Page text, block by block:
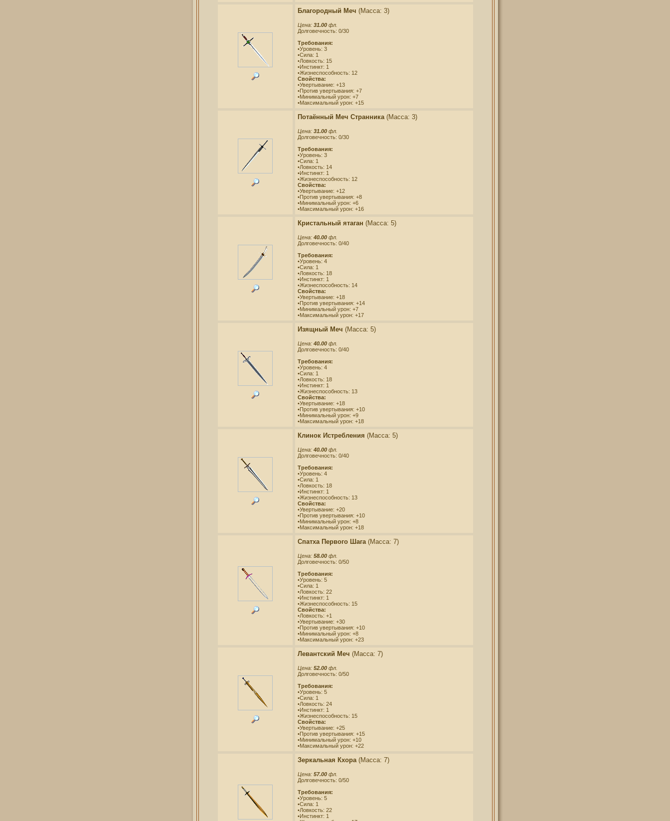
Благородный Меч (Масса: 3)
Цена: 31.00 фл.
Долговечность: 0/30
Требования:
•Уровень: 3
•Сила: 1
•Ловкость: 15
•Инстинкт: 1
•Жизнеспособность: 12
Свойства:
•Увертывание: +13
•Против увертывания: +7
•Минимальный урон: +7
•Максимальный урон: +15
Потаённый Меч Странника (Масса: 3)
Цена: 31.00 фл.
Долговечность: 0/30
Требования:
•Уровень: 3
•Сила: 1
•Ловкость: 14
•Инстинкт: 1
•Жизнеспособность: 12
Свойства:
•Увертывание: +12
•Против увертывания: +8
•Минимальный урон: +6
•Максимальный урон: +16
Кристальный ятаган (Масса: 5)
Цена: 40.00 фл.
Долговечность: 0/40
Требования:
•Уровень: 4
•Сила: 1
•Ловкость: 18
•Инстинкт: 1
•Жизнеспособность: 14
Свойства:
•Увертывание: +18
•Против увертывания: +14
•Минимальный урон: +7
•Максимальный урон: +17
Изящный Меч (Масса: 5)
Цена: 40.00 фл.
Долговечность: 0/40
Требования:
•Уровень: 4
•Сила: 1
•Ловкость: 18
•Инстинкт: 1
•Жизнеспособность: 13
Свойства:
•Увертывание: +18
•Против увертывания: +10
•Минимальный урон: +9
•Максимальный урон: +18
Клинок Истребления (Масса: 5)
Цена: 40.00 фл.
Долговечность: 0/40
Требования:
•Уровень: 4
•Сила: 1
•Ловкость: 18
•Инстинкт: 1
•Жизнеспособность: 13
Свойства:
•Увертывание: +20
•Против увертывания: +10
•Минимальный урон: +8
•Максимальный урон: +18
Спатха Первого Шага (Масса: 7)
Цена: 58.00 фл.
Долговечность: 0/50
Требования:
•Уровень: 5
•Сила: 1
•Ловкость: 22
•Инстинкт: 1
•Жизнеспособность: 15
Свойства:
•Ловкость: +1
•Увертывание: +30
•Против увертывания: +10
•Минимальный урон: +8
•Максимальный урон: +23
Левантский Меч (Масса: 7)
Цена: 52.00 фл.
Долговечность: 0/50
Требования:
•Уровень: 5
•Сила: 1
•Ловкость: 24
•Инстинкт: 1
•Жизнеспособность: 15
Свойства:
•Увертывание: +25
•Против увертывания: +15
•Минимальный урон: +10
•Максимальный урон: +22
Зеркальная Кхора (Масса: 7)
Цена: 57.00 фл.
Долговечность: 0/50
Требования:
•Уровень: 5
•Сила: 1
•Ловкость: 22
•Инстинкт: 1